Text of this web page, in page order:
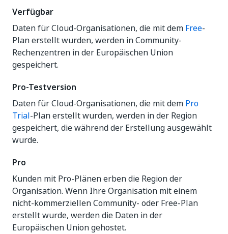
Verfügbar
Daten für Cloud-Organisationen, die mit dem Free-
Plan erstellt wurden, werden in Community-
Rechenzentren in der Europäischen Union
gespeichert.
Pro-Testversion
Daten für Cloud-Organisationen, die mit dem Pro
Trial-Plan erstellt wurden, werden in der Region
gespeichert, die während der Erstellung ausgewählt
wurde.
Pro
Kunden mit Pro-Plänen erben die Region der
Organisation. Wenn Ihre Organisation mit einem
nicht-kommerziellen Community- oder Free-Plan
erstellt wurde, werden die Daten in der
Europäischen Union gehostet.